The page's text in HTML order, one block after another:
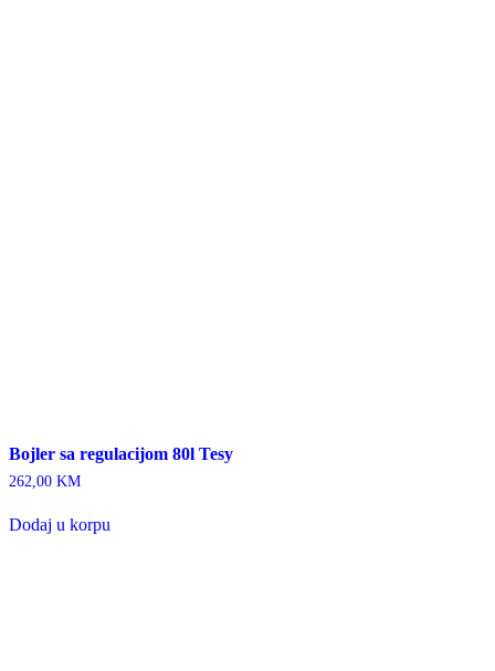
Bojler sa regulacijom 80l Tesy
262,00 KM
Dodaj u korpu